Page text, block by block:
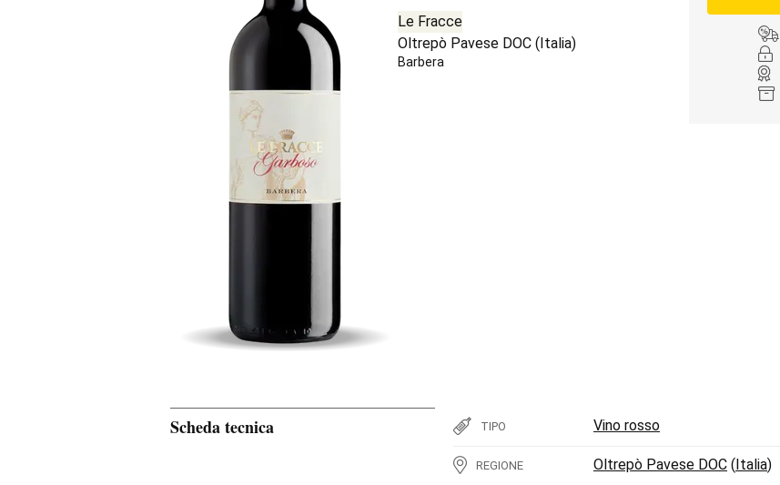
Le Fracce
Oltrepò Pavese DOC (Italia)
Barbera
Scheda tecnica TIPO Vino rosso
REGIONE Oltrepò Pavese DOC (Italia)